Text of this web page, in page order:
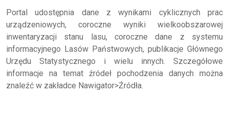
Portal udostępnia dane z wynikami cyklicznych prac
urządzeniowych, coroczne wyniki wielkoobszarowej
inwentaryzacji stanu lasu, coroczne dane z systemu
informacyjnego Lasów Państwowych, publikacje Głównego
Urzędu Statystycznego i wielu innych. Szczegółowe
informacje na temat źródeł pochodzenia danych można
znaleźć w zakładce Nawigator>Źródła.